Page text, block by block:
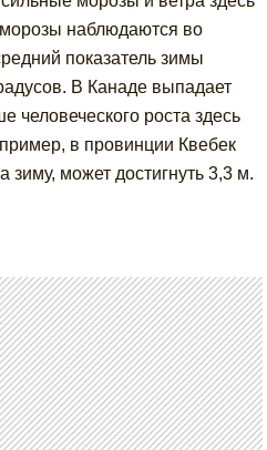
наблюдаются во
показатель зимы
В Канаде выпадает
человеческого роста здесь
в провинции Квебек
зиму, может достигнуть 3,3 м.